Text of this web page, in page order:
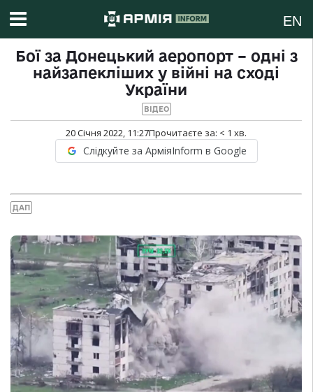
EN
Бої за Донецький аеропорт – одні з
найзапекліших у війні на сході
України
ВІДЕО
20 Січня 2022, 11:27Прочитаєте за: < 1 хв.
Слідкуйте за АрміяInform в Google
ДАП